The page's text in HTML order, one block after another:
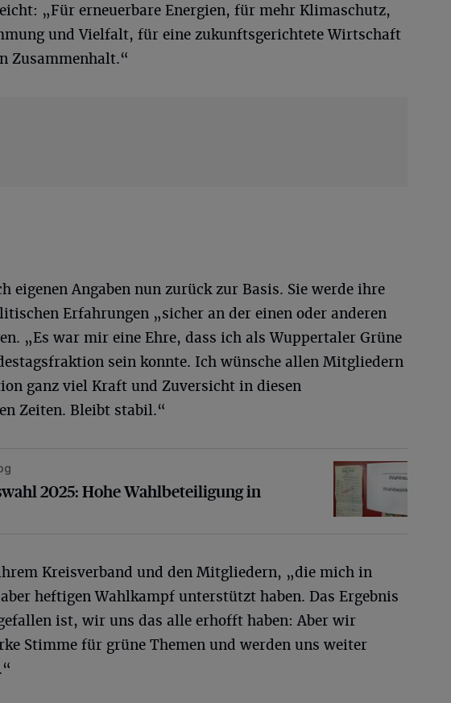
„Für erneuerbare Energien, für mehr Klimaschutz,
und Vielfalt, für eine zukunftsgerichtete Wirtschaft
Zusammenhalt.“
eigenen Angaben nun zurück zur Basis. Sie werde ihre
Erfahrungen „sicher an der einen oder anderen
„Es war mir eine Ehre, dass ich als Wuppertaler Grüne
sein konnte. Ich wünsche allen Mitgliedern
ganz viel Kraft und Zuversicht in diesen
Zeiten. Bleibt stabil.“
2025: Hohe Wahlbeteiligung in Wuppertal
2025: Hohe Wahlbeteiligung in
Kreisverband und den Mitgliedern, „die mich in
heftigen Wahlkampf unterstützt haben. Das Ergebnis
ist, wir uns das alle erhofft haben: Aber wir
Stimme für grüne Themen und werden uns weiter